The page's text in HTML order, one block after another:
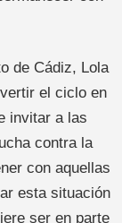
de Cádiz, Lola
el ciclo en
invitar a las
contra la
con aquellas
esta situación
ser en parte